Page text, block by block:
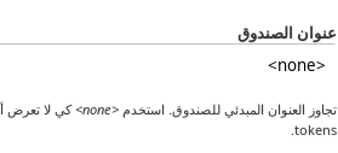
‏عنوان الصندوق ‏
تجاوز العنوان المبدئي للصندوق. استخدم<none>
tokens.